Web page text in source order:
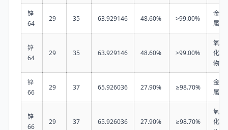
锌
64
29 35 63.929146 48.60% >99.00%
金
属
锌
64
29 35 63.929146 48.60% >99.00%
氧
化
物
锌
66
29 37 65.926036 27.90% ≥98.70%
金
属
锌
66
29 37 65.926036 27.90% ≥98.70%
氧
化